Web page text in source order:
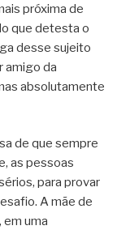
próxima de
que detesta o
desse sujeito
amigo da
absolutamente
de que sempre
as pessoas
para provar
A mãe de
em uma